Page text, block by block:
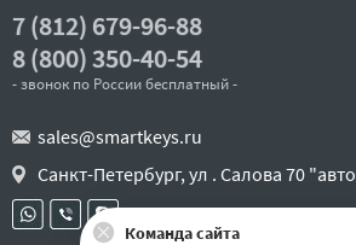
7 (812) 679-96-88
8 (800) 350-40-54
- звонок по России бесплатный -
sales@smartkeys.ru
Санкт-Петербург, ул . Салова 70
Команда сайта